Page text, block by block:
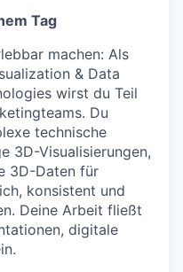
Tag
machen: Als
& Data
wirst du Teil
Du
technische
3D-Visualisierungen,
3D-Daten für
konsistent und
Deine Arbeit fließt
digitale